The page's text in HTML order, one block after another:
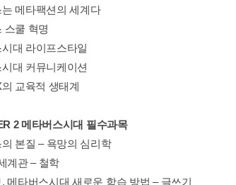
메타팩션의 세계다
스쿨 혁명
대 라이프스타일
대 커뮤니케이션
교육적 생태계
2 메타버스시대 필수과목
본질 – 욕망의 심리학
계관 – 철학
메타버스시대 새로운 학습 방법 – 글쓰기